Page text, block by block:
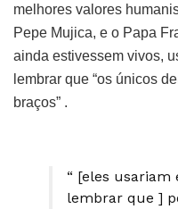
melhores valores
Pepe Mujica, e o Papa
ainda estivessem vivos,
lembrar que “os únicos
braços” .
“ [eles usariam
lembrar que ]